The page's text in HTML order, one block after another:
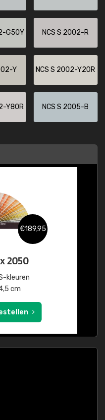
G50Y NCS S 2002-R
Y NCS S 2002-Y20R
Y80R NCS S 2005-B
€189,95
2050
kleuren
cm